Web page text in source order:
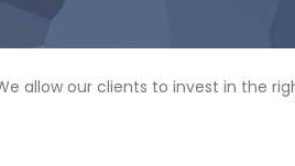
allow our clients to invest in the